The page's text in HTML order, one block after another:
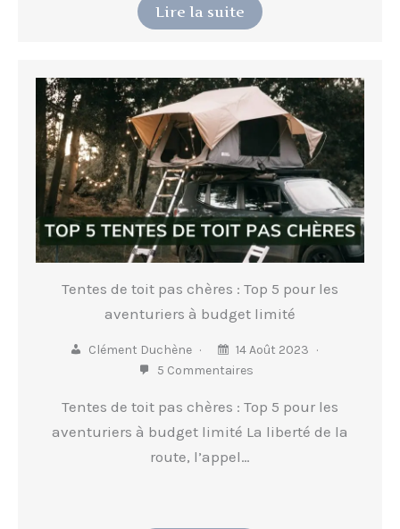
Lire la suite
Tentes de toit pas chères : Top 5 pour les
aventuriers à budget limité
Clément Duchène
14 Août 2023
5 Commentaires
Tentes de toit pas chères : Top 5 pour les
aventuriers à budget limité La liberté de la
route, l’appel…